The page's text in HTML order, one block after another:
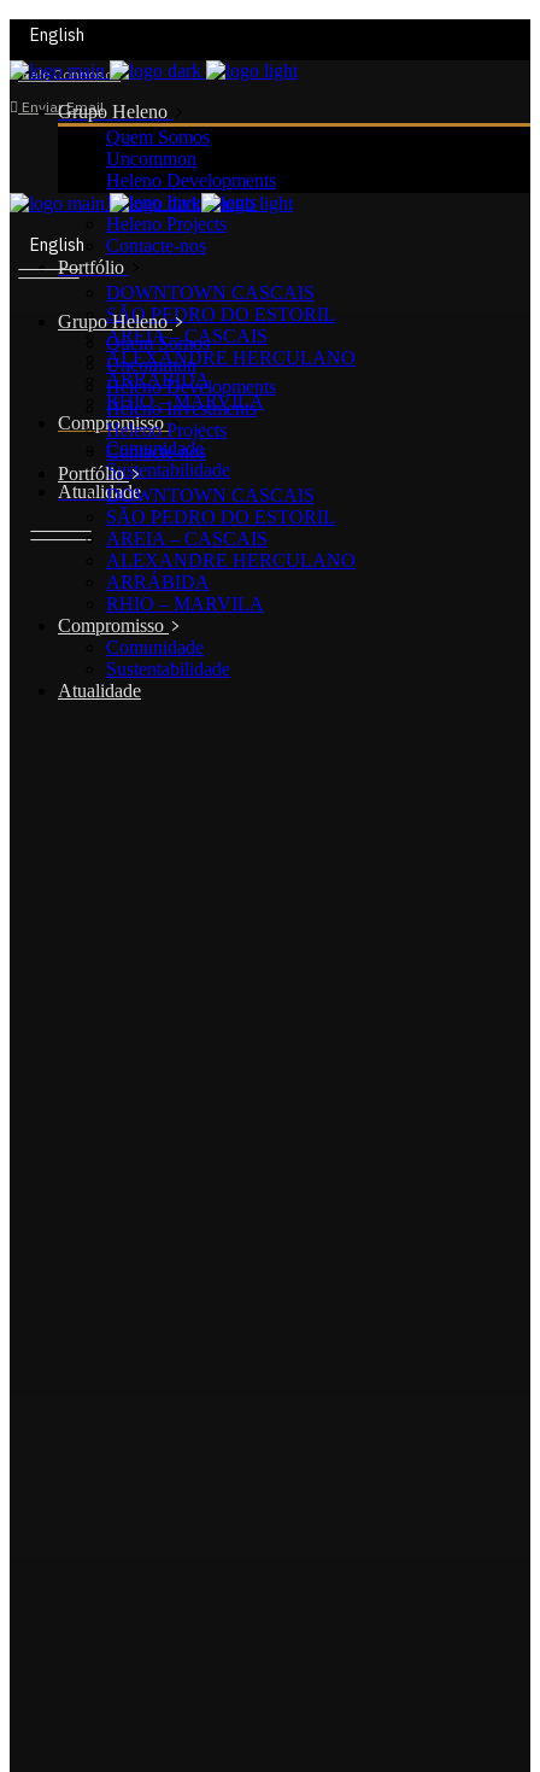
English
Fale Connosco
Enviar Email
Grupo Heleno
Quem Somos
Uncommon
Heleno Developments
Heleno Investments
Heleno Projects
Contacte-nos
Portfólio
DOWNTOWN CASCAIS
SÃO PEDRO DO ESTORIL
AREIA – CASCAIS
ALEXANDRE HERCULANO
ARRÁBIDA
RHIO – MARVILA
Compromisso
Comunidade
Sustentabilidade
Atualidade
English
Grupo Heleno
Quem Somos
Uncommon
Heleno Developments
Heleno Investments
Heleno Projects
Contacte-nos
Portfólio
DOWNTOWN CASCAIS
SÃO PEDRO DO ESTORIL
AREIA – CASCAIS
ALEXANDRE HERCULANO
ARRÁBIDA
RHIO – MARVILA
Compromisso
Comunidade
Sustentabilidade
Atualidade